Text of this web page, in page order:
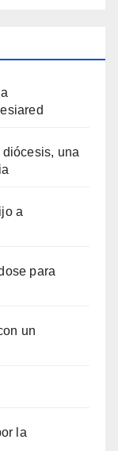
una
a
para
un
la